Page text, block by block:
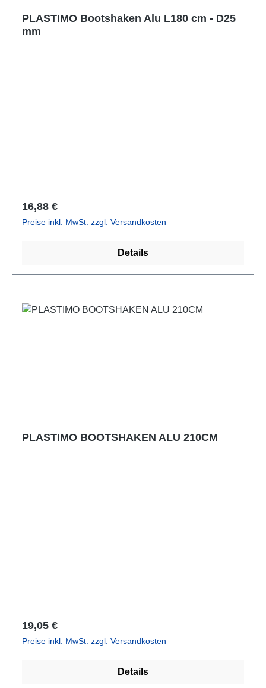
PLASTIMO Bootshaken Alu L180 cm - D25
mm
Regulärer Preis:
16,88 €
Preise inkl. MwSt. zzgl. Versandkosten
Details
PLASTIMO BOOTSHAKEN ALU 210CM
Regulärer Preis:
19,05 €
Preise inkl. MwSt. zzgl. Versandkosten
Details